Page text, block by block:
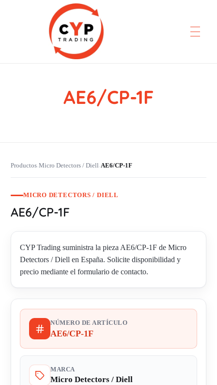
CYP Trading
AE6/CP-1F
Productos›Micro Detectors / Diell›AE6/CP-1F
MICRO DETECTORS / DIELL
AE6/CP-1F
CYP Trading suministra la pieza AE6/CP-1F de Micro
Detectors / Diell en España. Solicite disponibilidad y
precio mediante el formulario de contacto.
NÚMERO DE ARTÍCULO
AE6/CP-1F
MARCA
Micro Detectors / Diell